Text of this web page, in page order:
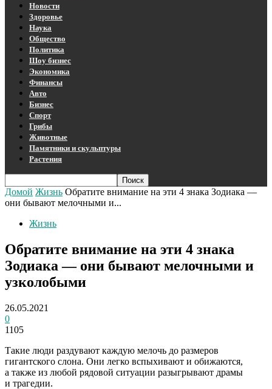
Новости
Здоровье
Наука
Общество
Политика
Шоу бизнес
Экономика
Финансы
Авто
Бизнес
Спорт
Грибы
Животные
Памятники и скульптуры
Растения
Домой Жизнь Обратите внимание на эти 4 знака Зодиака —
они бывают мелочными и...
Жизнь
Обратите внимание на эти 4 знака
Зодиака — они бывают мелочными и
узколобыми
26.05.2021
0
1105
Такие люди раздувают каждую мелочь до размеров
гигантского слона. Они легко вспыхивают и обижаются,
а также из любой рядовой ситуации разыгрывают драмы
и трагедии.